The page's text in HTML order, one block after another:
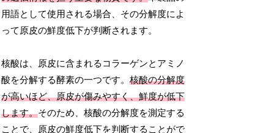
用語として使用される場合、その分解度によ
って原皮の鮮度低下が判断されます。
核酸は、原皮に含まれるコラーゲンとアミノ
酸を分解する酵素の一つです。核酸の分解度
が高いほど、原皮が傷みやすく、鮮度が低下
します。そのため、核酸の分解度を測定する
ことで、原皮の鮮度低下を判断することがで